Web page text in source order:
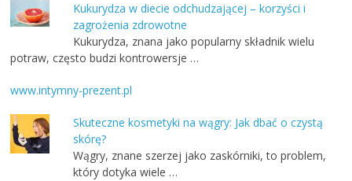
Kukurydza w diecie odchudzającej – korzyści i
zagrożenia zdrowotne
Kukurydza, znana jako popularny składnik wielu
potraw, często budzi kontrowersje …
www.intymny-prezent.pl
Skuteczne kosmetyki na wągry: Jak dbać o czystą
skórę?
Wągry, znane szerzej jako zaskórniki, to problem,
który dotyka wiele …